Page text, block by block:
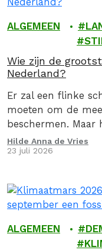
ALGEMEEN
Wie zijn de
Nederland?
Er zal een flinke
moeten om de
beschermen. Maar
geven je graag een
stikstofproblematiek.
Hilde Anna de Vries
23 juli 2026
ALGEMEEN